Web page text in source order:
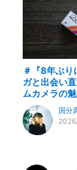
＃『8年ぶ
ガと出会い
ムカメラの
国分